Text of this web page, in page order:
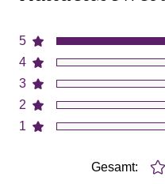
5
4
3
2
1
Gesamt: